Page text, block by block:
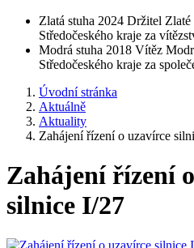
Zlatá stuha 2024 Držitel Zlaté
Středočeského kraje za
Modrá stuha 2018 Vítěz
Středočeského kraje za
Úvodní stránka
Aktuálně
Aktuality
Zahájení řízení o uzavírce
Zahájení řízení
silnice I/27